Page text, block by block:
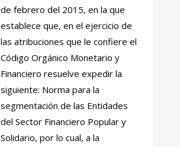
de febrero del 2015, en la que
establece que, en el ejercicio de
las atribuciones que le confiere el
Código Orgánico Monetario y
Financiero resuelve expedir la
siguiente: Norma para la
segmentación de las Entidades
del Sector Financiero Popular y
Solidario, por lo cual, a la